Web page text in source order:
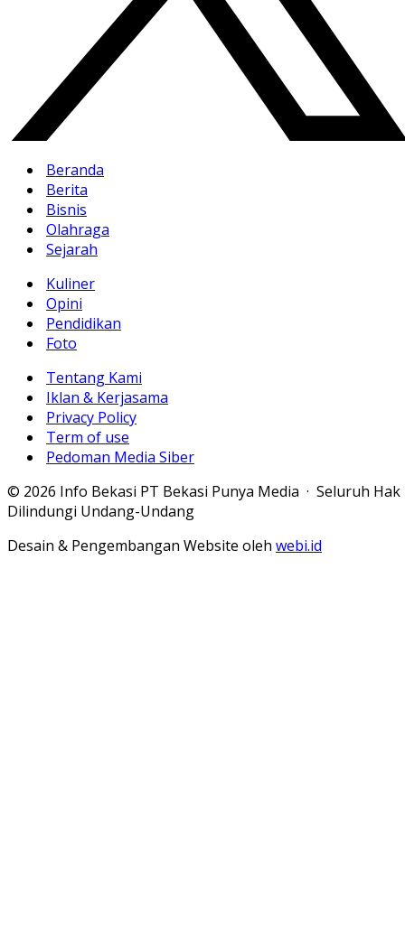
Beranda
Berita
Bisnis
Olahraga
Sejarah
Kuliner
Opini
Pendidikan
Foto
Tentang Kami
Iklan & Kerjasama
Privacy Policy
Term of use
Pedoman Media Siber
© 2026 Info Bekasi PT Bekasi Punya Media · Seluruh Hak
Dilindungi Undang-Undang
Desain & Pengembangan Website oleh webi.id